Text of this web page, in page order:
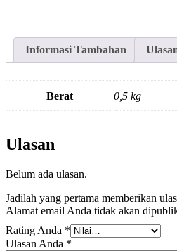
Informasi Tambahan
Berat 0,5 kg
Ulasan
Belum ada ulasan.
Jadilah yang pertama memberikan
Alamat email Anda tidak akan
Rating Anda *
Ulasan Anda *